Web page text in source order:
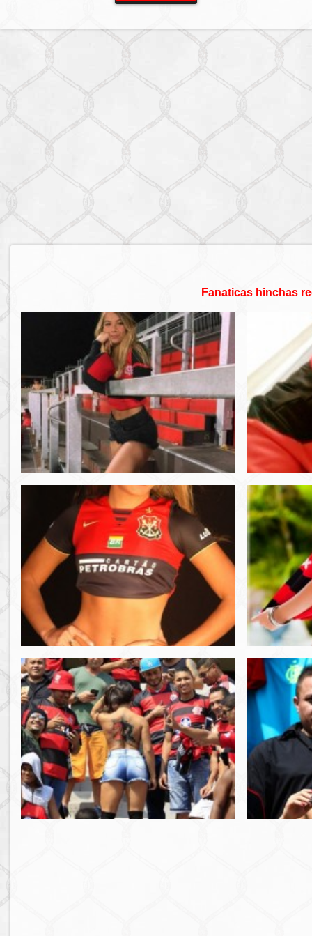
Fanaticas hinchas